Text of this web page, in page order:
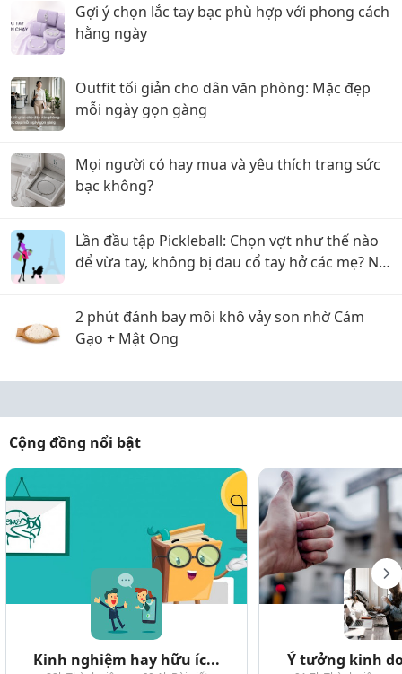
Gợi ý chọn lắc tay bạc phù hợp với phong cách
hằng ngày
Outfit tối giản cho dân văn phòng: Mặc đẹp
mỗi ngày gọn gàng
Mọi người có hay mua và yêu thích trang sức
bạc không?
Lần đầu tập Pickleball: Chọn vợt như thế nào
để vừa tay, không bị đau cổ tay hở các mẹ? Nội
2 phút đánh bay môi khô vảy son nhờ Cám
Gạo + Mật Ong
Cộng đồng nổi bật
Kinh nghiệm hay hữu íc... Ý tưởng kinh